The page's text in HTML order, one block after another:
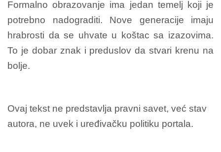
Formalno obrazovanje ima jedan temelj koji je
potrebno nadograditi. Nove generacije imaju
hrabrosti da se uhvate u koštac sa izazovima.
To je dobar znak i preduslov da stvari krenu na
bolje.
Ovaj tekst ne predstavlja pravni savet, već stav
autora, ne uvek i uređivačku politiku portala.